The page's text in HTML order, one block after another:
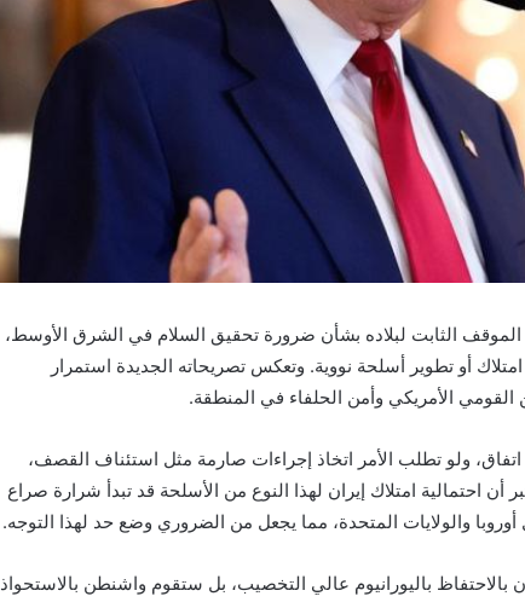
الموقف الثابت لبلاده بشأن ضرورة تحقيق السلام في الشرق الأوسط،
أو تطوير أسلحة نووية. وتعكس تصريحاته الجديدة استمرار
الأمريكي وأمن الحلفاء في المنطقة.
ولو تطلب الأمر اتخاذ إجراءات صارمة مثل استئناف القصف،
أن احتمالية امتلاك إيران لهذا النوع من الأسلحة قد تبدأ شرارة صراع
والولايات المتحدة، مما يجعل من الضروري وضع حد لهذا التوجه.
باليورانيوم عالي التخصيب، بل ستقوم واشنطن بالاستحواذ